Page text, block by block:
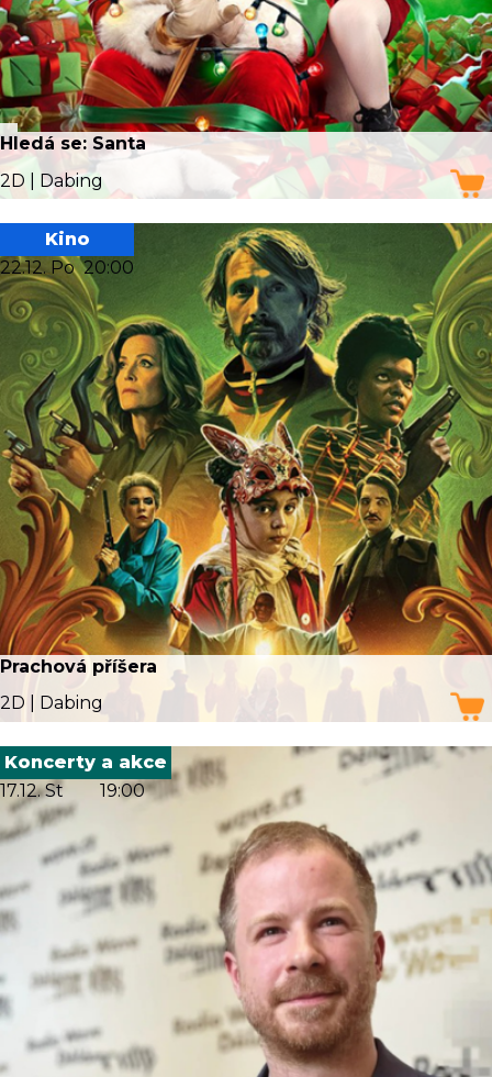
Hledá se: Santa
2D | Dabing
22.12. Po 20:00
Kino
Prachová příšera
2D | Dabing
17.12. St 19:00
Koncerty a akce